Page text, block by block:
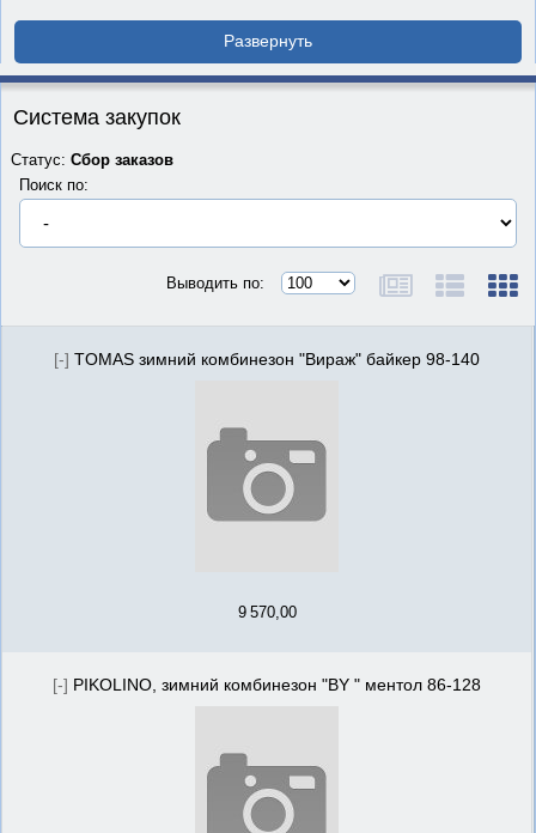
Система закупок
Статус: Сбор заказов
Поиск по:
Выводить по:
[-] TOMAS зимний комбинезон "Вираж" байкер 98-140
9 570,00
[-] PIKOLINO, зимний комбинезон "BY " ментол 86-128